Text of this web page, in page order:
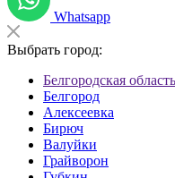
Whatsapp
Выбрать город:
Белгородская
Белгород
Алексеевка
Бирюч
Валуйки
Грайворон